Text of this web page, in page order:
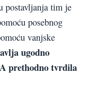
postavljanja tim je
posebnog
vanjske
ugodno
prethodno tvrdila